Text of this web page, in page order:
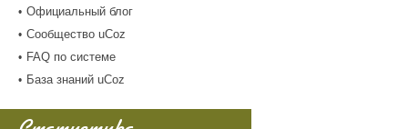
Официальный блог
Сообщество uCoz
FAQ по системе
База знаний uCoz